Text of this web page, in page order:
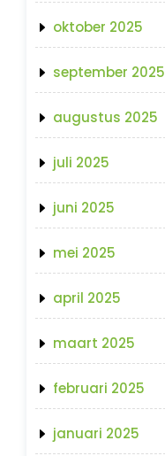
oktober 2025
september 2025
augustus 2025
juli 2025
juni 2025
mei 2025
april 2025
maart 2025
februari 2025
januari 2025